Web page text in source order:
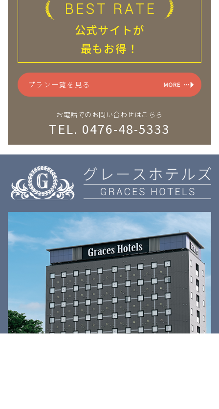
アクセス 宿泊予約 メニュー
公式サイトが
最もお得！
プラン一覧を見る
お電話でのお問い合わせはこちら
TEL. 0476-48-5333